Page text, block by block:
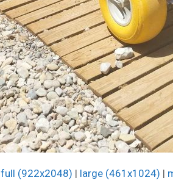
full (922x2048) | large (461x1024) |